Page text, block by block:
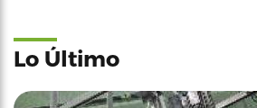
Lo Último